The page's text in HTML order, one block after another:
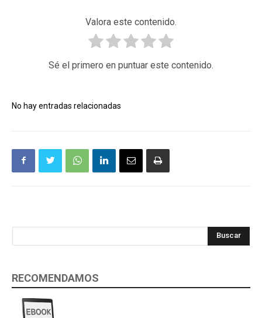
Valora este contenido.
Sé el primero en puntuar este contenido.
No hay entradas relacionadas
Buscar
RECOMENDAMOS